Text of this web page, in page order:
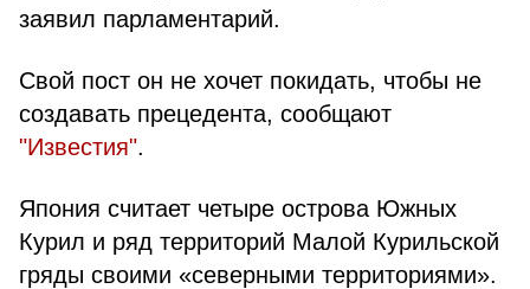
заявил парламентарий.
Свой пост он не хочет покидать, чтобы не
создавать прецедента, сообщают
"Известия".
Япония считает четыре острова Южных
Курил и ряд территорий Малой Курильской
гряды своими «северными территориями».